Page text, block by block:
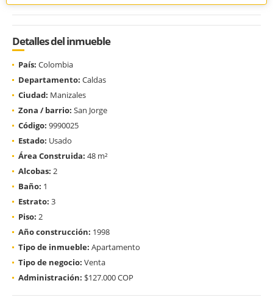
Detalles del inmueble
País: Colombia
Departamento: Caldas
Ciudad: Manizales
Zona / barrio: San Jorge
Código: 9990025
Estado: Usado
Área Construida: 48 m²
Alcobas: 2
Baño: 1
Estrato: 3
Piso: 2
Año construcción: 1998
Tipo de inmueble: Apartamento
Tipo de negocio: Venta
Administración: $127.000 COP